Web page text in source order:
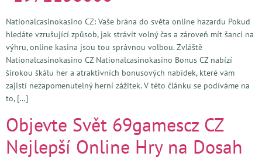
Nationalcasinokasino CZ: Vaše brána do světa online hazardu Pokud
hledáte vzrušující způsob, jak strávit volný čas a zároveň mít šanci na
výhru, online kasina jsou tou správnou volbou. Zvláště
Nationalcasinokasino CZ Nationalcasinokasino Bonus CZ nabízí
širokou škálu her a atraktivních bonusových nabídek, které vám
zajistí nezapomenutelný herní zážitek. V této článku se podíváme na
to, […]
Objevte Svět 69gamescz CZ
Nejlepší Online Hry na Dosah